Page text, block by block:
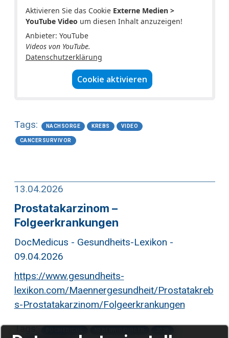
Aktivieren Sie das Cookie Externe Medien >
YouTube Video um diesen Inhalt anzuzeigen!
Anbieter: YouTube
Videos von YouTube.
Datenschutzerklärung
Cookie aktivieren
Tags: NACHSORGE KREBS VIDEO
CANCERSURVIVOR
13.04.2026
Prostatakarzinom –
Folgeerkrankungen
DocMedicus - Gesundheits-Lexikon -
09.04.2026
https://www.gesundheits-
lexikon.com/Maennergesundheit/Prostatakreb
s-Prostatakarzinom/Folgeerkrankungen
Tags: